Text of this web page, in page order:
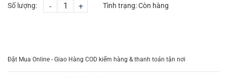
Số lượng:
- + Tình trạng:Còn hàng
Đặt Mua Online - Giao Hàng COD kiểm hàng & thanh toán tận nơi